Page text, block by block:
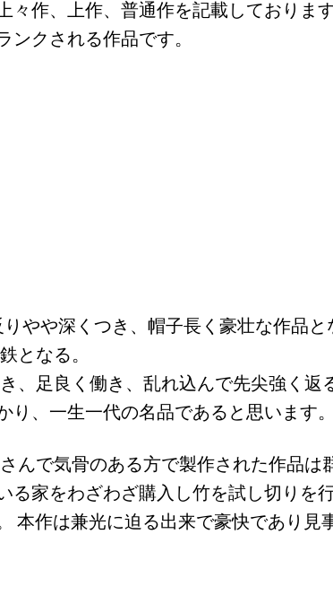
々作、上作、普通作を記載しておりま
クされる作品です。
やや深くつき、帽子長く豪壮な作品と
となる。
、足良く働き、乱れ込んで先尖強く返
、一生一代の名品であると思います。
んで気骨のある方で製作された作品は
る家をわざわざ購入し竹を試し切りを
本作は兼光に迫る出来で豪快であり見